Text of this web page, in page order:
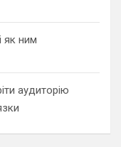
як ним
аудиторію